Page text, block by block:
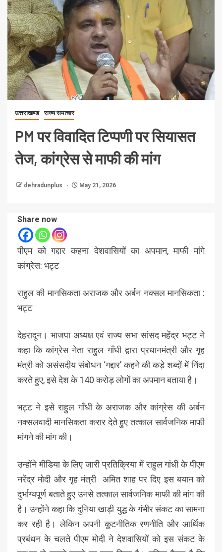
उत्तराखण्ड राज्य समाचार
PM पर विवादित टिप्पणी पर सियासत
तेज, कांग्रेस से माफी की मांग
dehradunplus May 21, 2026
Share now
पीएम को गद्दार कहना देशवासियों का अपमान, माफी मांगे
कांग्रेस: भट्ट
राहुल की मानसिकता अराजक और अर्बन नक्सल मानसिकता :
भट्ट
देहरादून। भाजपा अध्यक्ष एवं राज्य सभा सांसद महेंद्र भट्ट ने
कहा कि कांग्रेस नेता राहुल गाँधी द्वारा प्रधानमंत्री और गृह
मंत्री को असंसदीय संबोधन ‘गद्दार’ कहने की कड़े शब्दों में निंदा
करते हुए, इसे देश के 140 करोड़ लोगों का अपमान बताया है।
भट्ट ने इसे राहुल गाँधी के अराजक और कांग्रेस की अर्बन
नक्सलवादी मानसिकता करार देते हुए तत्काल सार्वजनिक माफी
मांगने की मांग की।
उन्होंने मीडिया के लिए जारी प्रतिक्रिया में राहुल गांधी के पीएम
नरेंद्र मोदी और गृह मंत्री अमित शाह पर दिए इस बयान को
दुर्भाग्यपूर्ण बताते हुए उनसे तत्काल सार्वजनिक माफी की मांग की
है। उन्होंने कहा कि दुनिया खाड़ी युद्ध के गंभीर संकट का सामना
कर रही है। लेकिन अपनी कूटनीतिक रणनीति और आर्थिक
प्रबंधन के चलते पीएम मोदी ने देशवासियों को इस संकट के